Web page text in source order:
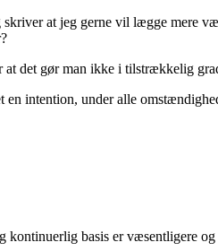
at jeg gerne vil lægge mere
at det gør man ikke i tilstrækkelig
intention, under alle
kontinuerlig basis er væsentligere